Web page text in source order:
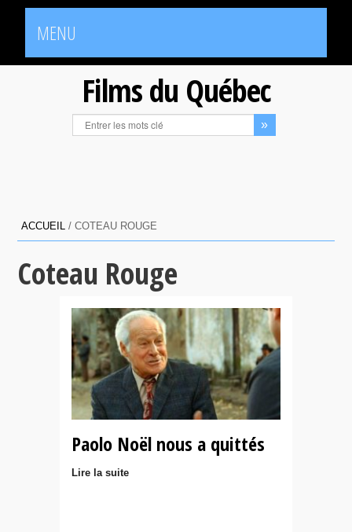
MENU
Films du Québec
ACCUEIL /COTEAU ROUGE
Coteau Rouge
Paolo Noël nous a quittés
Lire la suite